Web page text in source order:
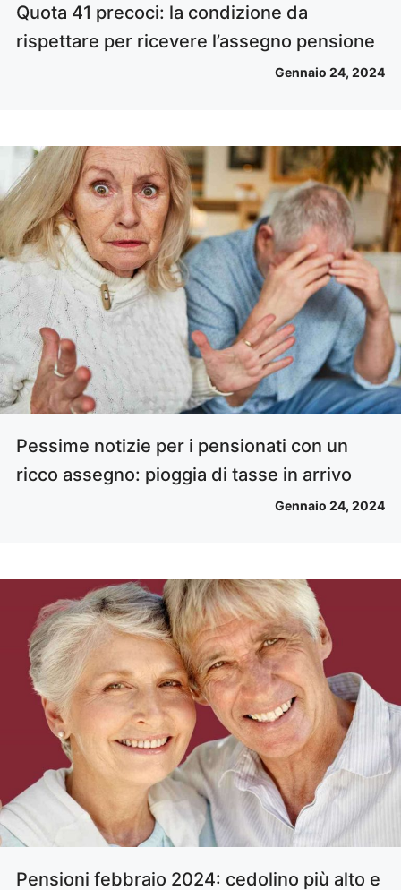
Quota 41 precoci: la condizione da
rispettare per ricevere l’assegno pensione
Gennaio 24, 2024
Pessime notizie per i pensionati con un
ricco assegno: pioggia di tasse in arrivo
Gennaio 24, 2024
Pensioni febbraio 2024: cedolino più alto e